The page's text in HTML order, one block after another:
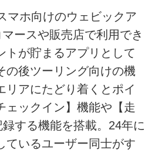
マホ向けのウェビックア
ースや販売店で利用でき
トが貯まるアプリとして
の後ツーリング向けの機
リアにたどり着くとポイ
ェックイン】機能や【走
する機能を搭載。24年に
ているユーザー同士がす